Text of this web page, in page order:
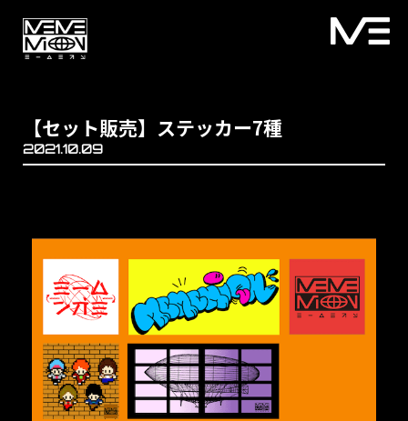
【セット販売】ステッカー7種
2021.10.09